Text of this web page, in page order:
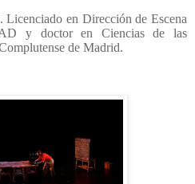
Licenciado en Dirección de Escena
y doctor en Ciencias de las
de Madrid.